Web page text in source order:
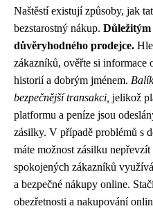
Naštěstí existují způsoby, jak
bezstarostný nákup.
důvěryhodného prodejce.
zákazníků, ověřte si informace
historií a dobrým jménem.
bezpečnější transakci, jelikož
platformu a peníze jsou
zásilky. V případě problémů s
máte možnost zásilku
spokojených zákazníků
a bezpečné nákupy online.
obezřetnosti a nakupování